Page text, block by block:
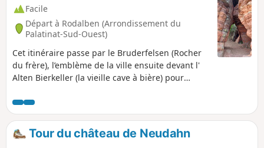
Facile
Départ à Rodalben (Arrondissement du
Palatinat-Sud-Ouest)
Cet itinéraire passe par le Bruderfelsen (Rocher
du frère), l’emblème de la ville ensuite devant l'
Alten Bierkeller (la vieille cave à bière) pour
(Vieux Château) qui offre un point de vue sur
Rodalben et se termine par les rochers
Hettersbachfelsen pour un retour en sens
inverse afin d'éviter le bitume.
Tour du château de Neudahn